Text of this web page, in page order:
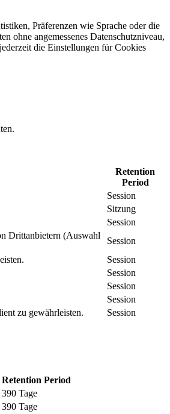
Präferenzen wie Sprache oder die
ohne angemessenes Daten­schutz­niveau,
die Einstellungen für Cookies
Retention
Period
Session
Sitzung
Session
Drittanbietern (Auswahl
Session
Session
Session
Session
Session
zu gewährleisten.
Session
Retention Period
390 Tage
390 Tage